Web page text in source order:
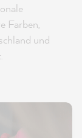
Farben,
und